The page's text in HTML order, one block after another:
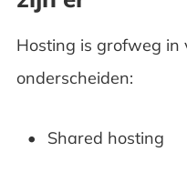
Hosting is grofweg in
onderscheiden:
Shared hosting